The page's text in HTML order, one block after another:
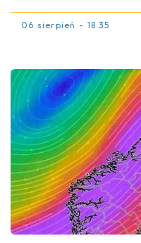
06 sierpień - 18:35